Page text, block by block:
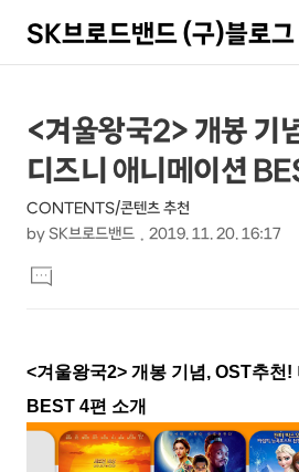
SK브로드밴드 (구)블로그
상
세
컨
텐
츠
본
문
제
목
<겨울왕국2> 개봉 기
디즈니 애니메이션
CONTENTS/콘텐츠 추천
by SK브로드밴드 2019. 11. 20. 16:17
문
댓
글
<겨울왕국2> 개봉 기념, OST추천!
BEST 4편 소개